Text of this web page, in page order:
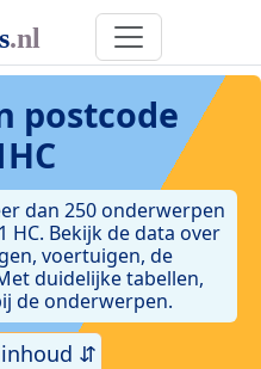
postcode
dan 250 onderwerpen
HC. Bekijk de data over
voertuigen, de
duidelijke tabellen,
de onderwerpen.
⇵